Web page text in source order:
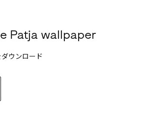
Patja wallpaper
ウンロード